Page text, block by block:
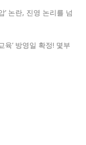
’ 논란, 진영 논리를 넘
육’ 방영일 확정! 몇부